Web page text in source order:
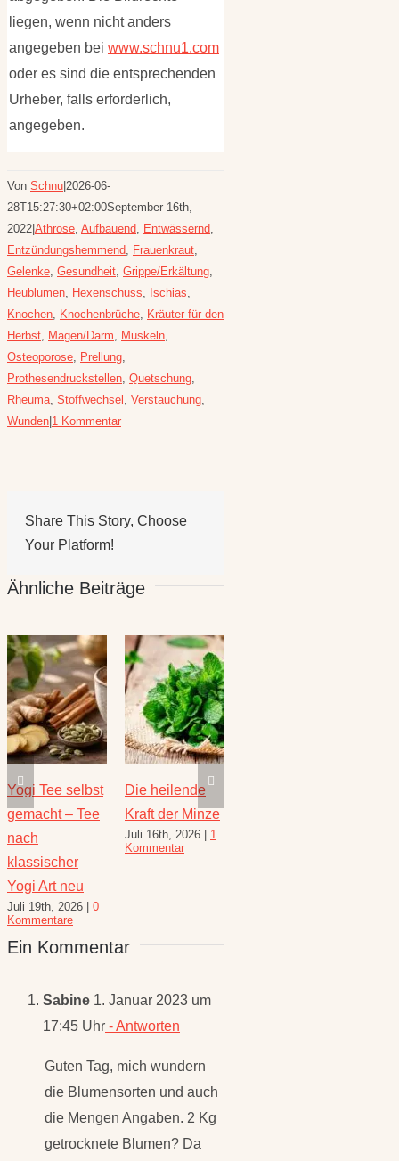
liegen, wenn nicht anders
angegeben bei www.schnu1.com
oder es sind die entsprechenden
Urheber, falls erforderlich,
angegeben.
Von Schnu 2026-06-
28T15:27:30+02:00September 16th,
2022 Athrose, Aufbauend, Entwässernd,
Entzündungshemmend, Frauenkraut,
Gelenke, Gesundheit, Grippe/Erkältung,
Heublumen, Hexenschuss, Ischias,
Knochen, Knochenbrüche, Kräuter für den
Herbst, Magen/Darm, Muskeln,
Osteoporose, Prellung,
Prothesendruckstellen, Quetschung,
Rheuma, Stoffwechsel , Verstauchung,
Wunden 1 Kommentar
Share This Story, Choose
Your Platform!
Ähnliche Beiträge
Heilkräuter im
Juli
Juli 1st, 2026
Kommentare
Rezepte für
den August –
Heilkräuterrezepte
Ein Kommentar
Sabine 1. Januar 2023 um
17:45 Uhr - Antworten
Guten Tag, mich wundern
die Blumensorten und auch
die Mengen Angaben. 2 Kg
getrocknete Blumen? Da